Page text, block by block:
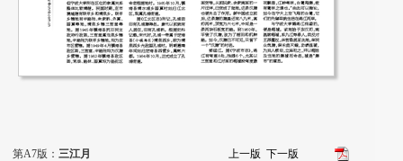
第A7版： 三江月 上一版 下一版